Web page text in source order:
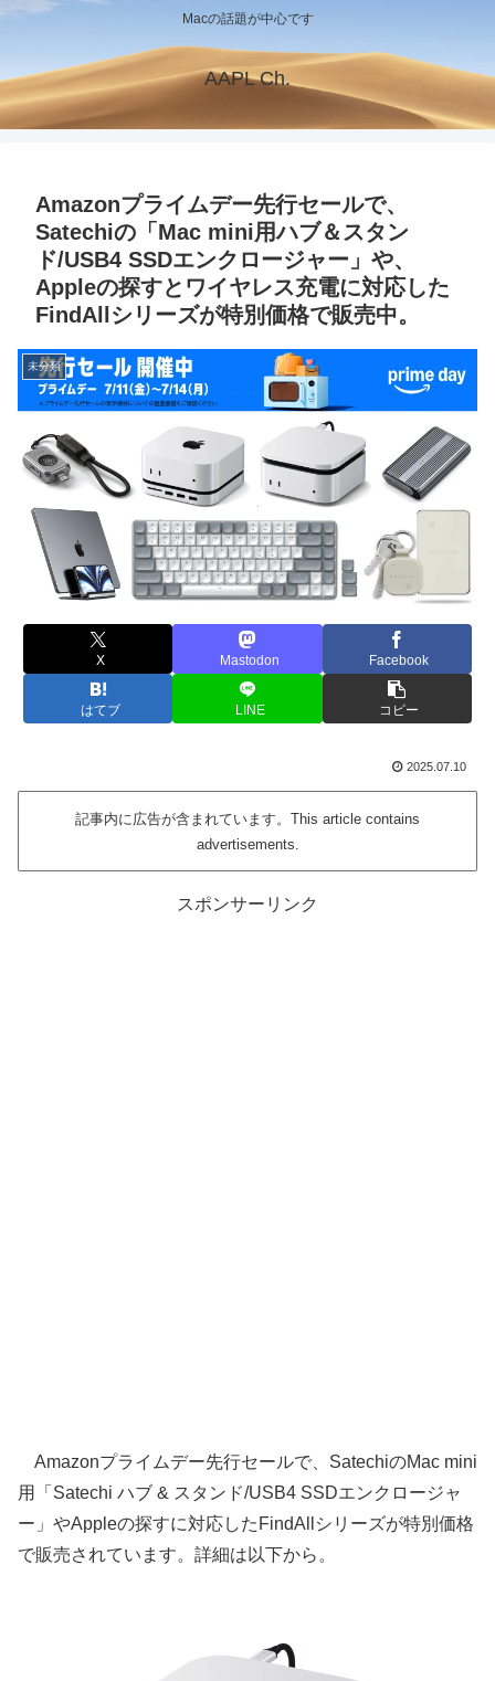
Macの話題が中心です
AAPL Ch.
Amazonプライムデー先行セールで、
Satechiの「Mac mini用ハブ＆スタン
ド/USB4 SSDエンクロージャー」や、
Appleの探すとワイヤレス充電に対応した
FindAllシリーズが特別価格で販売中。
未分類
X Mastodon Facebook
はてブ LINE コピー
2025.07.10
記事内に広告が含まれています。This article contains
advertisements.
スポンサーリンク
Amazonプライムデー先行セールで、SatechiのMac mini
用「Satechi ハブ & スタンド/USB4 SSDエンクロージャ
ー」やAppleの探すに対応したFindAllシリーズが特別価格
で販売されています。詳細は以下から。